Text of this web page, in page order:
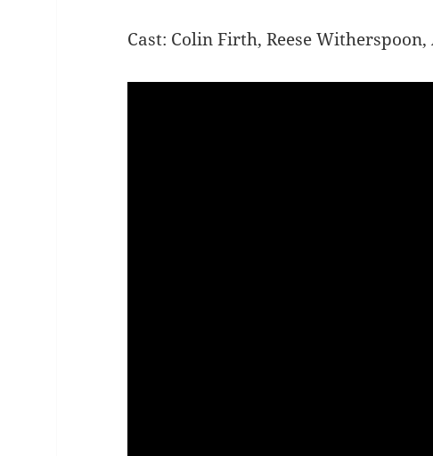
Cast: Colin Firth, Reese